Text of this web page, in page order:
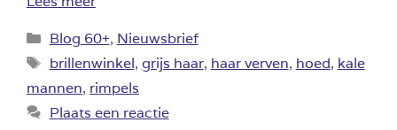
Categorieën
Blog 60+, Nieuwsbrief
Tags
brillenwinkel, grijs haar, haar verven, hoed, kale
mannen, rimpels
Plaats een reactie